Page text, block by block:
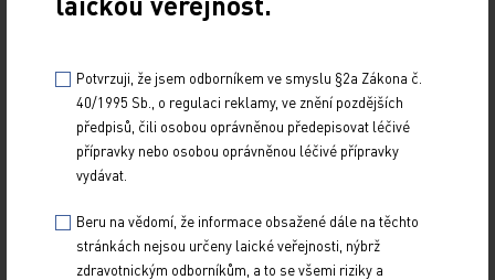
Z NOVINEK
ARCHIV
RUBRIKY
O TITULU
Potvrzuji, že jsem odborníkem ve smyslu §2a Zákona č.
40/1995 Sb., o regulaci reklamy, ve znění pozdějších
předpisů, čili osobou oprávněnou předepisovat léčivé
přípravky nebo osobou oprávněnou léčivé přípravky
vydávat.
Beru na vědomí, že informace obsažené dále na těchto
stránkách nejsou určeny laické veřejnosti, nýbrž
zdravotnickým odborníkům, a to se všemi riziky a